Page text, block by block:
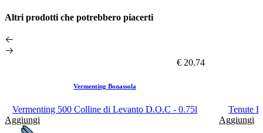
Altri prodotti che potrebbero piacerti
€ 20.74
Vermenting Bonassola
Vermenting 500 Colline di Levanto D.O.C - 0.75l
Aggiungi
Tenute
Aggiungi